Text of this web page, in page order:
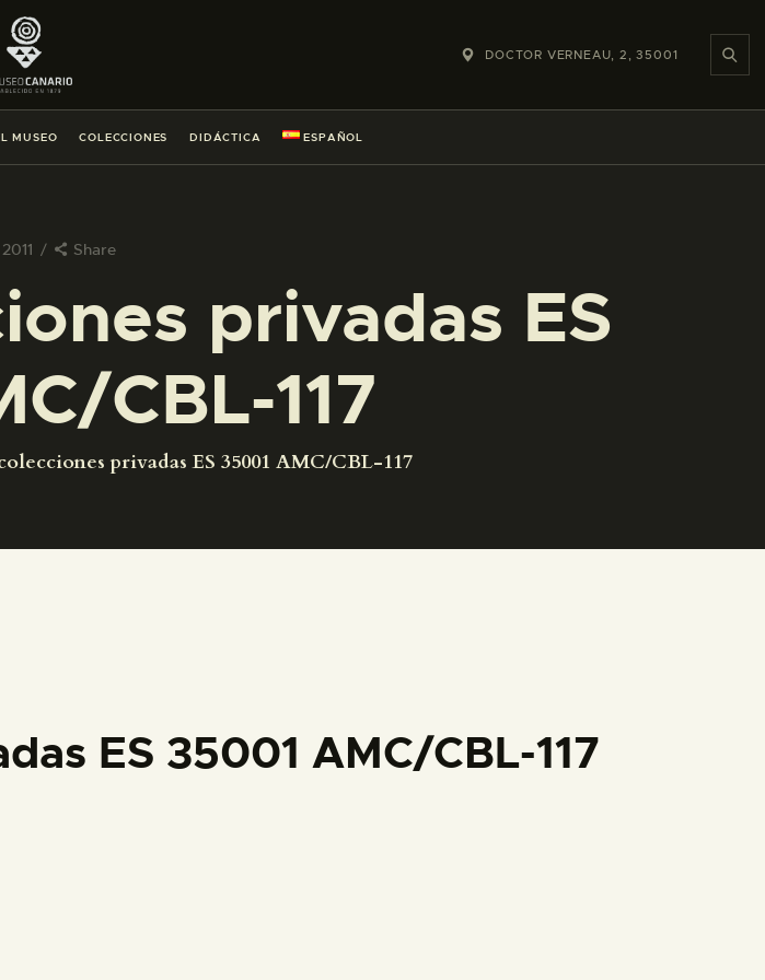
DOCTOR VERNEAU, 2, 35001
MUSEO COLECCIONES DIDÁCTICA ESPAÑOL
Share
privadas ES
CBL-117
privadas ES 35001 AMC/CBL-117
ES 35001 AMC/CBL-117